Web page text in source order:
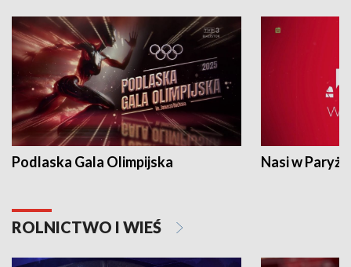
Podlaska Gala Olimpijska Nasi w Paryżu
ROLNICTWO I WIEŚ